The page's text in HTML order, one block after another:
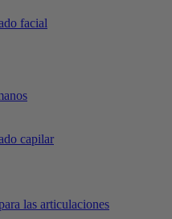
facial
capilar
las articulaciones